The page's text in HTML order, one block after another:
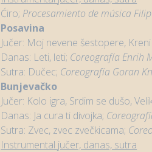
Ćiro; Procesamiento de música
Posavina
Jučer: Moj nevene šestopere,
Danas: Leti, leti; Coreografía Enrih
Sutra: Dučec; Coreografía Goran
Bunjevačko
Jučer: Kolo igra, Srdim se dušo,
Danas: Ja cura ti divojka;
Sutra: Zvec, zvec zvečkicama;
Instrumental jučer, danas, sutra